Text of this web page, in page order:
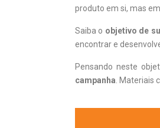
produto em si, mas
Saiba o objetivo de
encontrar e
Pensando neste
campanha .